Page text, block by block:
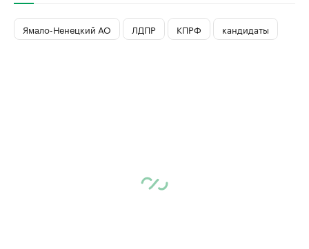
Ямало-Ненецкий АО ЛДПР КПРФ кандидаты